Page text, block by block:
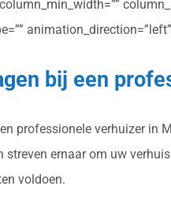
bij een
professionele verhuizer
streven ernaar om uw
voldoen.